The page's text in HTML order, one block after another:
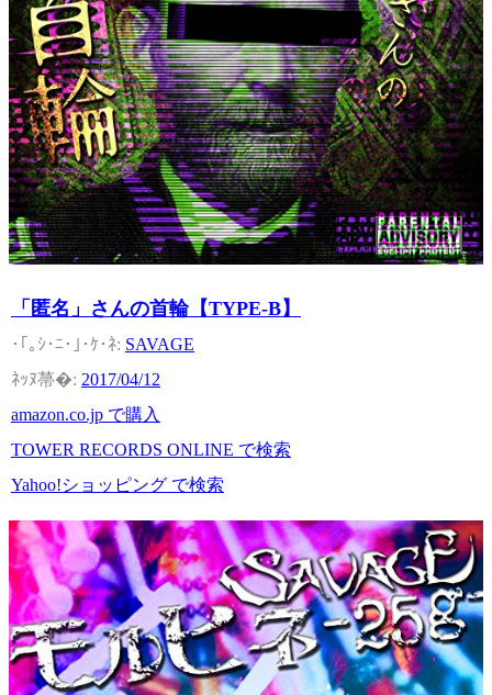
「匿名」さんの首輪【TYPE-B】
SAVAGE
2017/04/12
amazon.co.jp で購入
TOWER RECORDS ONLINE で検索
Yahoo!ショッピング で検索